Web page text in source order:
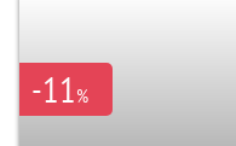
-11%